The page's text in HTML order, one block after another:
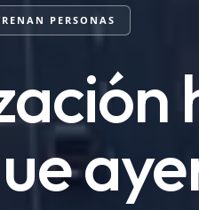
PERSONAS